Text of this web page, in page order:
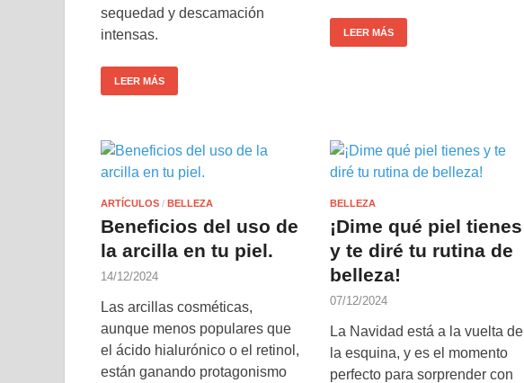
sequedad y descamación
intensas.
LEER MÁS
LEER MÁS
ARTÍCULOS / BELLEZA
Beneficios del uso de
la arcilla en tu piel.
14/12/2024
Las arcillas cosméticas,
aunque menos populares que
el ácido hialurónico o el retinol,
están ganando protagonismo
BELLEZA
¡Dime qué piel tienes
y te diré tu rutina de
belleza!
07/12/2024
La Navidad está a la vuelta de
la esquina, y es el momento
perfecto para sorprender con